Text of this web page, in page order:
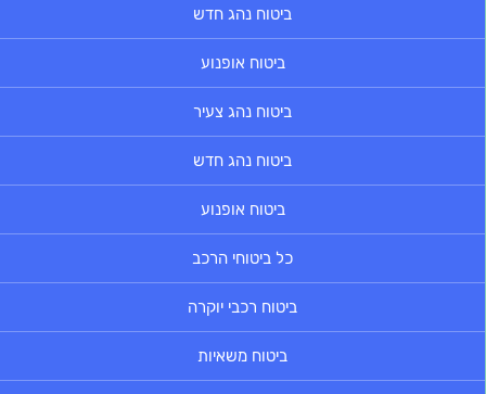
ביטוח נהג חדש
ביטוח אופנוע
ביטוח נהג צעיר
ביטוח נהג חדש
ביטוח אופנוע
כל ביטוחי הרכב
ביטוח רכבי יוקרה
ביטוח משאיות